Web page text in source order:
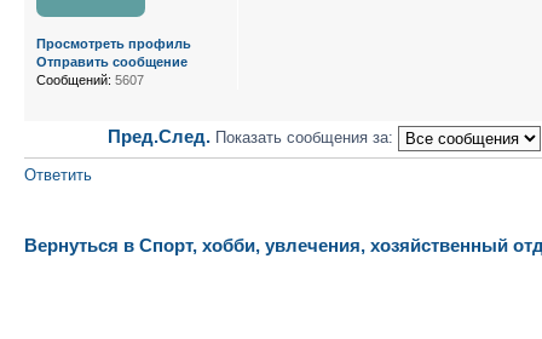
Просмотреть профиль
Отправить сообщение
Сообщений: 5607
Пред.След. Показать сообщения за:
Ответить
Вернуться в Спорт, хобби, увлечения, хозяйственный